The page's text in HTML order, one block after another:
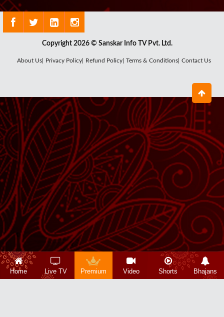
Copyright 2026 © Sanskar Info TV Pvt. Ltd.
About Us| Privacy Policy| Refund Policy| Terms & Conditions| Contact Us
Home Live TV Premium Video Shorts Bhajans